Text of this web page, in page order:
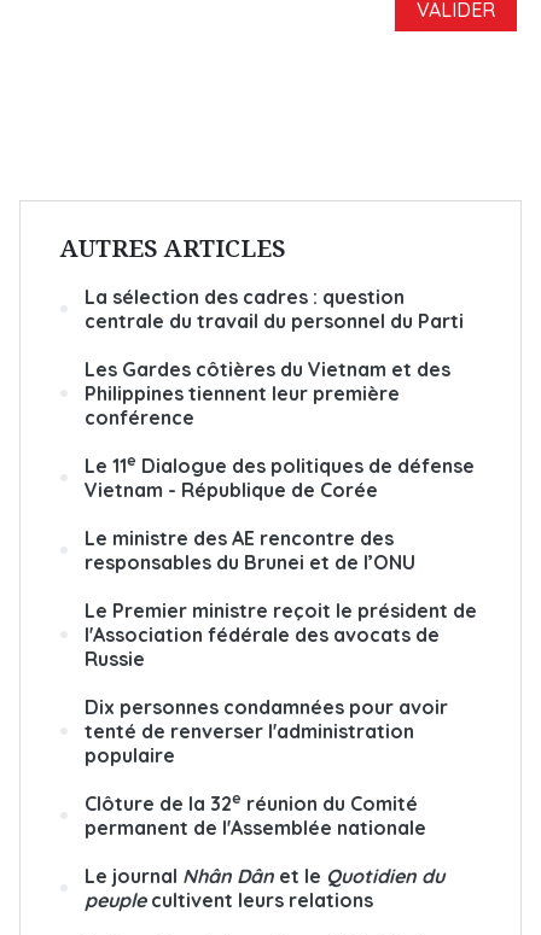
AUTRES ARTICLES
La sélection des cadres : question
centrale du travail du personnel du Parti
Les Gardes côtières du Vietnam et des
Philippines tiennent leur première
conférence
Le 11e Dialogue des politiques de défense
Vietnam - République de Corée
Le ministre des AE rencontre des
responsables du Brunei et de l’ONU
Le Premier ministre reçoit le président de
l'Association fédérale des avocats de
Russie
Dix personnes condamnées pour avoir
tenté de renverser l'administration
populaire
Clôture de la 32e réunion du Comité
permanent de l'Assemblée nationale
Le journal Nhân Dân et le Quotidien du
peuplecultivent leurs relations